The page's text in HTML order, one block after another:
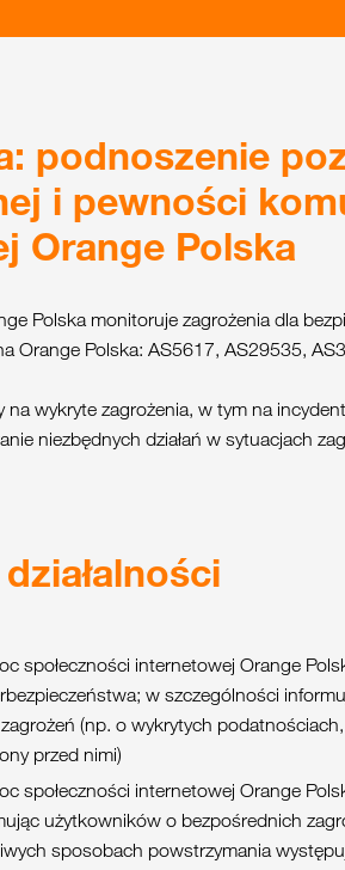
podnoszenie
i pewności
Orange Polska
Polska monitoruje zagrożenia dla
Orange Polska: AS5617, AS29535,
na wykryte zagrożenia, w tym na
niezbędnych działań w sytuacjach
społeczności internetowej Orange
w szczególności
(np. o wykrytych
przed nimi)
społeczności internetowej Orange
użytkowników o bezpośrednich
sposobach powstrzymania